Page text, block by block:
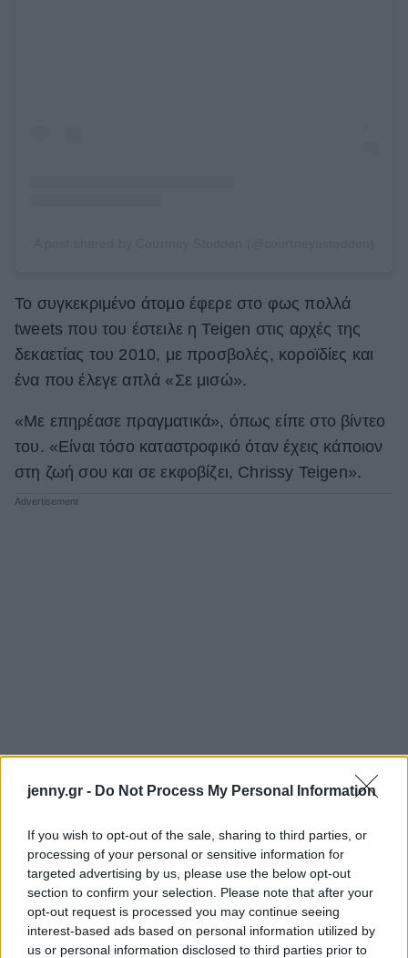
jenny.gr - Do Not Process My Personal Information
If you wish to opt-out of the sale, sharing to third parties, or
processing of your personal or sensitive information for
targeted advertising by us, please use the below opt-out
section to confirm your selection. Please note that after your
opt-out request is processed you may continue seeing
interest-based ads based on personal information utilized by
us or personal information disclosed to third parties prior to
Το συγκεκριμένο άτομο έφερε στο φως πολλά
tweets που του έστειλε η Teigen στις αρχές της
δεκαετίας του 2010, με προσβολές, κοροϊδίες και
ένα που έλεγε απλά «Σε μισώ».
«Με επηρέασε πραγματικά», όπως είπε στο βίντεο
του. «Είναι τόσο καταστροφικό όταν έχεις κάποιον
στη ζωή σου και σε εκφοβίζει, Chrissy Teigen».